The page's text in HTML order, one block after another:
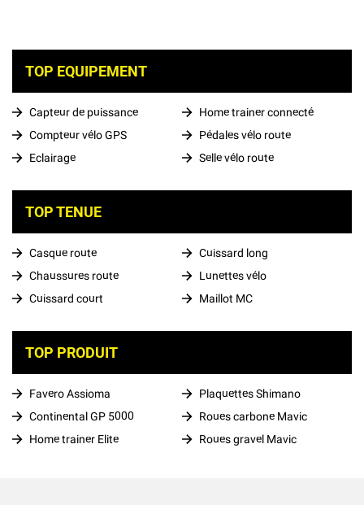
TOP EQUIPEMENT
Capteur de puissance
Compteur vélo GPS
Eclairage
Home trainer connecté
Pédales vélo route
Selle vélo route
TOP TENUE
Casque route
Chaussures route
Cuissard court
Cuissard long
Lunettes vélo
Maillot MC
TOP PRODUIT
Favero Assioma
Continental GP 5000
Home trainer Elite
Plaquettes Shimano
Roues carbone Mavic
Roues gravel Mavic